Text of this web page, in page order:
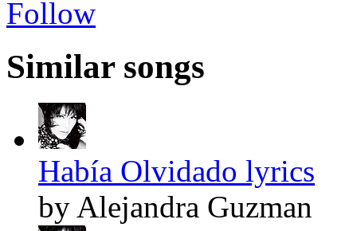
Follow
Similar songs
Había Olvidado lyrics
by Alejandra Guzman